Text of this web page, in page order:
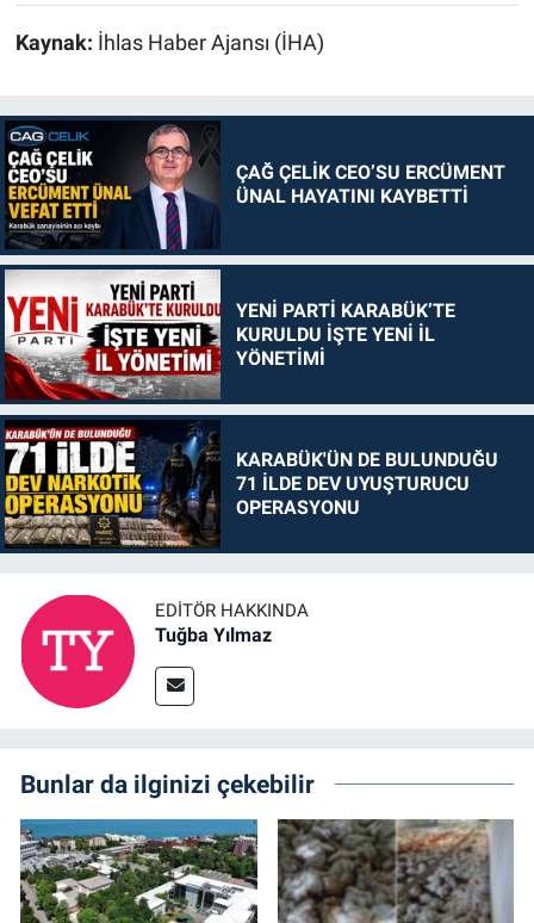
Kaynak: İhlas Haber Ajansı (İHA)
ÇAĞ ÇELİK CEO’SU ERCÜMENT
ÜNAL HAYATINI KAYBETTİ
YENİ PARTİ KARABÜK’TE
KURULDU İŞTE YENİ İL
YÖNETİMİ
KARABÜK'ÜN DE BULUNDUĞU
71 İLDE DEV UYUŞTURUCU
OPERASYONU
EDITÖR HAKKINDA
Tuğba Yılmaz
Bunlar da ilginizi çekebilir